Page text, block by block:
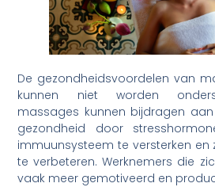
De gezondheidsvoordelen van
kunnen niet worden
massages kunnen bijdragen
gezondheid door
immuunsysteem te versterken en
te verbeteren. Werknemers die
vaak meer gemotiveerd en